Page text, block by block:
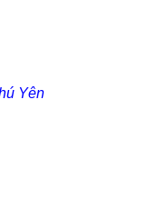
Yên